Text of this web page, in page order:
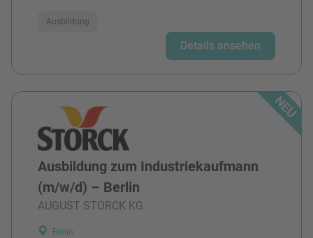
Ausbildung
Details ansehen
Ausbildung zum Industriekaufmann
(m/w/d) – Berlin
AUGUST STORCK KG
Berlin